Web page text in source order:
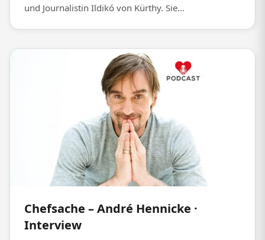
und Journalistin Ildikó von Kürthy. Sie...
Chefsache – André Hennicke ·
Interview